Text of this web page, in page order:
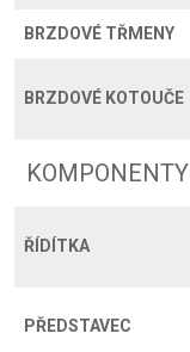
BRZDOVÉ TŘMENY
BRZDOVÉ KOTOUČE
KOMPONENTY
ŘÍDÍTKA
PŘEDSTAVEC